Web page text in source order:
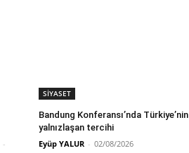
-
SİYASET
Bandung Konferansı’nda Türkiye’nin
yalnızlaşan tercihi
Eyüp YALUR - 02/08/2026